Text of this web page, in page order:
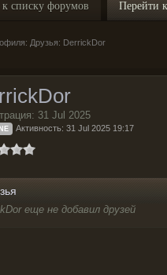
списку форумов Перейти
Друзья: DerrickDor
31 Jul 2025
Активность: 31 Jul 2025 19:17
еще не добавил друзей